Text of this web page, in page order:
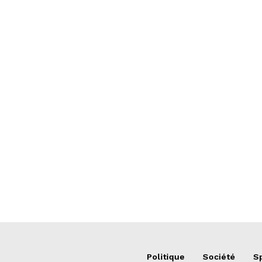
Politique Société